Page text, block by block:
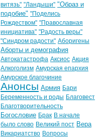
витязь" "Ландыши" "Образ и
подобие" "Поделись
Рождеством" "Православная
инициатива" "Радость веры"
"Синдром радости" Аборигены
Аборты и демография
Автокатастрофа Аксиос Акция
Алкоголизм Амурская епархия
Амурское благочиние
Анонсы Армия Бари
Беременность и роды Благовест
Благотворительность
Богословие Брак В начале
было слово Великий пост Вера
Викариатство Вопросы